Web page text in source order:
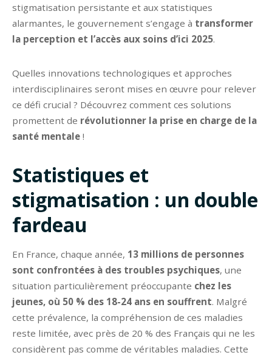
stigmatisation persistante et aux statistiques
alarmantes, le gouvernement s’engage à transformer
la perception et l’accès aux soins d’ici 2025.
Quelles innovations technologiques et approches
interdisciplinaires seront mises en œuvre pour relever
ce défi crucial ? Découvrez comment ces solutions
promettent de révolutionner la prise en charge de la
santé mentale !
Statistiques et
stigmatisation : un double
fardeau
En France, chaque année, 13 millions de personnes
sont confrontées à des troubles psychiques, une
situation particulièrement préoccupante chez les
jeunes, où 50 % des 18-24 ans en souffrent. Malgré
cette prévalence, la compréhension de ces maladies
reste limitée, avec près de 20 % des Français qui ne les
considèrent pas comme de véritables maladies. Cette